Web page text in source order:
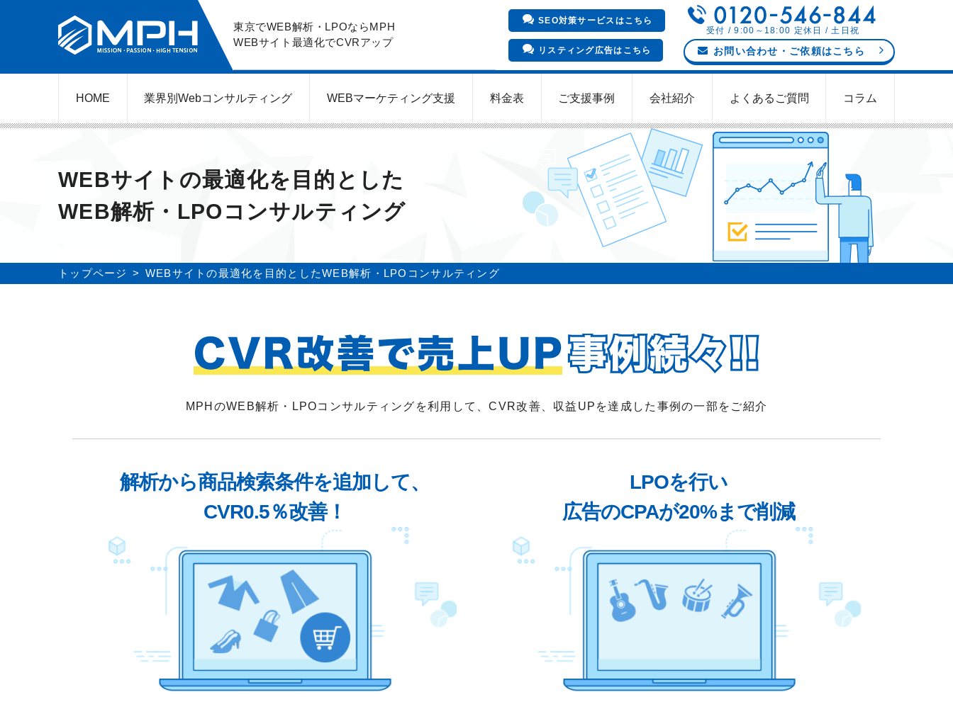
東京でWEB解析・LPOならMPH
WEBサイト最適化でCVRアップ
SEO対策サービスはこちら
リスティング広告はこちら
受付 / 9:00～18:00 定休日 / 土日祝
お問い合わせ ・ご依頼はこちら
HOME 業界別Webコンサルティング WEBマーケティング支援 料金表 ご支援事例 会社紹介 よくあるご質問 コラム
WEBサイトの最適化を目的とした
WEB解析・LPOコンサルティング
トップページ WEBサイトの最適化を目的としたWEB解析・LPOコンサルティング
MPHのWEB解析・LPOコンサルティングを利用して、CVR改善、収益UPを達成した事例の一部をご紹介
解析から商品検索条件を追加して、
CVR0.5％改善！
LPOを行い
広告のCPAが20%まで削減